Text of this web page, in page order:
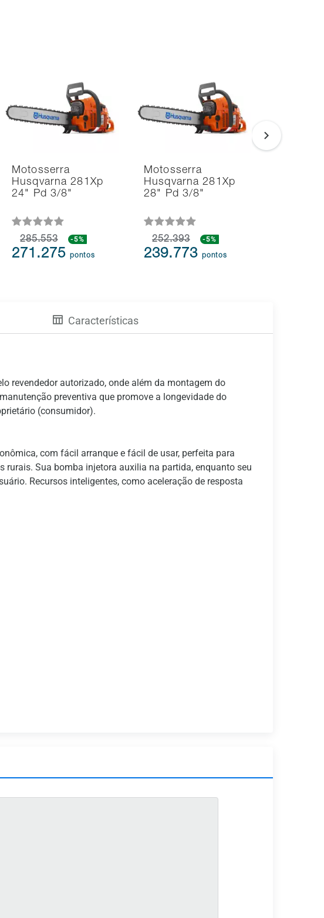
Motosserra
Husqvarna 281Xp
24" Pd 3/8"
285.553 -5%
271.275pontos
Motosserra
Husqvarna 281Xp
28" Pd 3/8"
252.393 -5%
239.773pontos
Características
revendedor autorizado, onde além da montagem do
preventiva que promove a longevidade do
(consumidor).
com fácil arranque e fácil de usar, perfeita para
rurais. Sua bomba injetora auxilia na partida, enquanto seu
Recursos inteligentes, como aceleração de resposta